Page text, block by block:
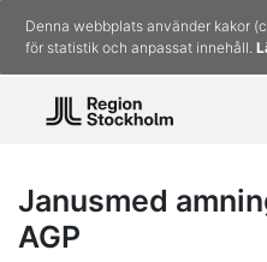
Denna webbplats använder kakor
för statistik och anpassat innehåll.
Janusmed
AGP